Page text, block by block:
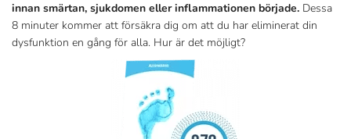
innan smärtan, sjukdomen eller inflammationen började. Dessa
8 minuter kommer att försäkra dig om att du har eliminerat din
dysfunktion en gång för alla. Hur är det möjligt?